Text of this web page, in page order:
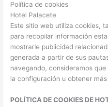
Política de cookies
Hotel Palacete
Este sitio web utiliza cookies,
para recopilar información
mostrarle publicidad
generada a partir de sus
navegando, consideramos
la configuración u obtener
POLÍTICA DE COOKIES DE